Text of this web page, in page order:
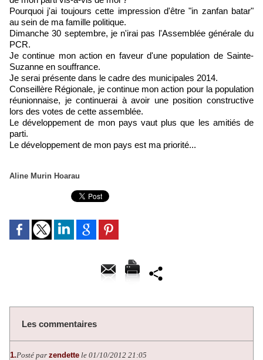
Pourquoi j'ai toujours cette impression d'être "in zanfan batar"
au sein de ma famille politique.
Dimanche 30 septembre, je n'irai pas l'Assemblée générale du
PCR.
Je continue mon action en faveur d'une population de Sainte-
Suzanne en souffrance.
Je serai présente dans le cadre des municipales 2014.
Conseillère Régionale, je continue mon action pour la population
réunionnaise, je continuerai à avoir une position constructive
lors des votes de cette assemblée.
Le développement de mon pays vaut plus que les amitiés de
parti.
Le développement de mon pays est ma priorité...
Aline Murin Hoarau
Les commentaires
1.Posté par zendette le 01/10/2012 21:05